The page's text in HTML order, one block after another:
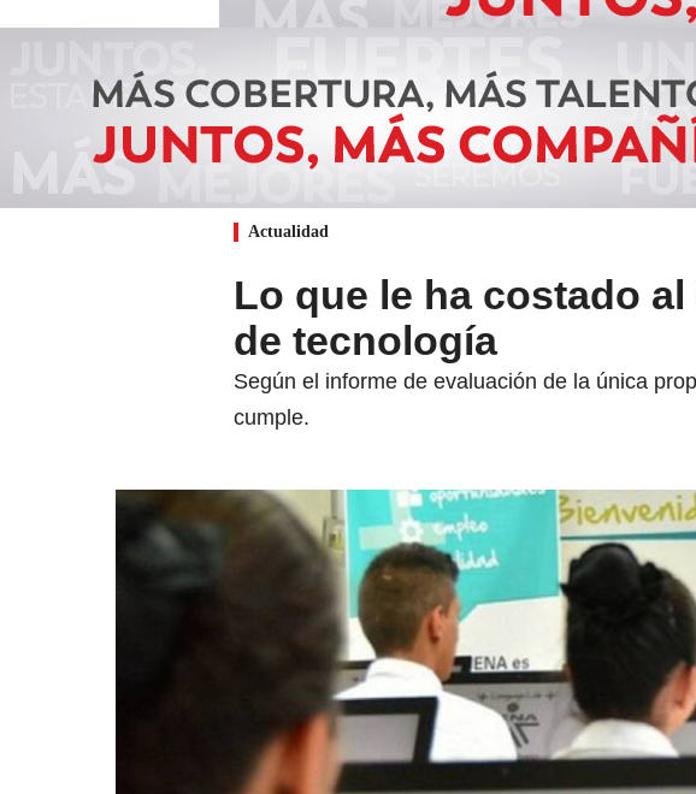
Actualidad
Lo que le ha costado
de tecnología
Según el informe de evaluación de la única
cumple.